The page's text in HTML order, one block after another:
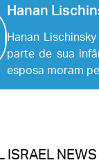
Hanan
Hanan
parte de sua
esposa moram
ISRAEL NEWS